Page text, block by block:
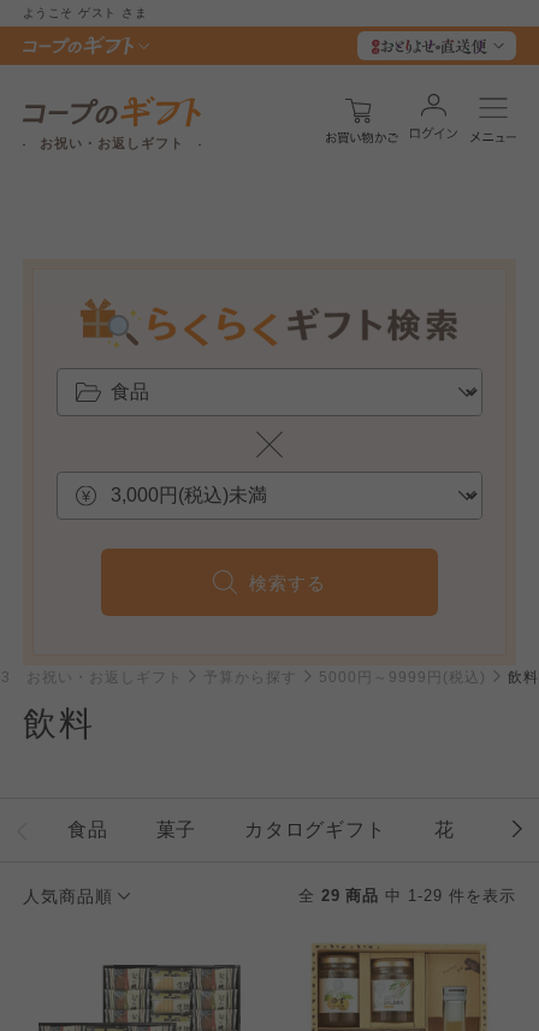
ようこそ ゲスト さま
お祝い・お返しギフト
検索する
お祝い・お返しギフト 予算から探す 5000円～9999円(税込) 飲料
飲料
食品 菓子 カタログギフト 花 石
人気商品順 全 29 商品 中 1-29 件を表示